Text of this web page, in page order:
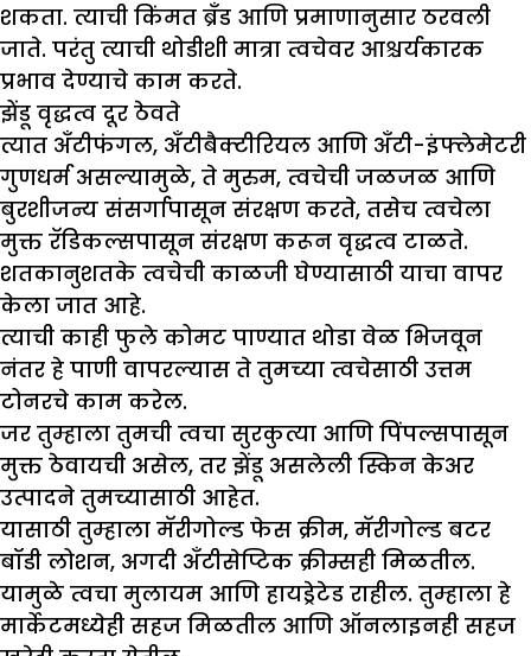
शकता. त्याची किंमत ब्रँड आणि प्रमाणानुसार ठरवली
जाते. परंतु त्याची थोडीशी मात्रा त्वचेवर आश्चर्यकारक
प्रभाव देण्याचे काम करते.
झेंडू वृद्धत्व दूर ठेवते
त्यात अँटीफंगल, अँटीबैक्टीरियल आणि अँटी-इंफ्लेमेटरी
गुणधर्म असल्यामुळे, ते मुरुम, त्वचेची जळजळ आणि
बुरशीजन्य संसर्गापासून संरक्षण करते, तसेच त्वचेला
मुक्त रॅडिकल्सपासून संरक्षण करून वृद्धत्व टाळते.
शतकानुशतके त्वचेची काळजी घेण्यासाठी याचा वापर
केला जात आहे.
त्याची काही फुले कोमट पाण्यात थोडा वेळ भिजवून
नंतर हे पाणी वापरल्यास ते तुमच्या त्वचेसाठी उत्तम
टोनरचे काम करेल.
जर तुम्हाला तुमची त्वचा सुरकुत्या आणि पिंपल्सपासून
मुक्त ठेवायची असेल, तर झेंडू असलेली स्किन केअर
उत्पादने तुमच्यासाठी आहेत.
यासाठी तुम्हाला मॅरीगोल्ड फेस क्रीम, मॅरीगोल्ड बटर
बॉडी लोशन, अगदी अँटीसेप्टिक क्रीम्सही मिळतील.
यामुळे त्वचा मुलायम आणि हायड्रेटेड राहील. तुम्हाला हे
मार्केटमध्येही सहज मिळतील आणि ऑनलाइनही सहज